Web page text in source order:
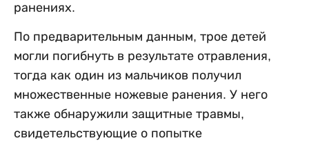
ранениях.
По предварительным данным, трое детей
могли погибнуть в результате отравления,
тогда как один из мальчиков получил
множественные ножевые ранения. У него
также обнаружили защитные травмы,
свидетельствующие о попытке